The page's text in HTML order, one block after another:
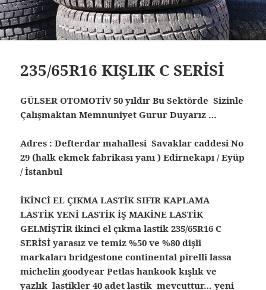
235/65R16 KIŞLIK C SERİSİ
GÜLSER OTOMOTİV 50 yıldır Bu Sektörde Sizinle
Çalışmaktan Memnuniyet Gurur Duyarız …
Adres : Defterdar mahallesi Savaklar caddesi No
29 (halk ekmek fabrikası yanı ) Edirnekapı / Eyüp
/ İstanbul
İKİNCİ EL ÇIKMA LASTİK SIFIR KAPLAMA
LASTİK YENİ LASTİK İŞ MAKİNE LASTİK
GELMİŞTİR ikinci el çıkma lastik 235/65R16 C
SERİSİ yarasız ve temiz %50 ve %80 dişli
markaları bridgestone continental pirelli lassa
michelin goodyear Petlas hankook kışlık ve
yazlık lastikler 40 adet lastik mevcuttur… yeni